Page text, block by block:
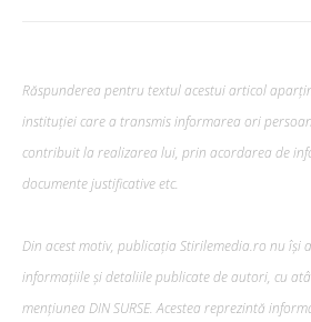
Răspunderea pentru textul acestui articol
instituției care a transmis informarea ori
contribuit la realizarea lui, prin acordarea de
documente justificative etc.
Din acest motiv, publicația Stirilemedia.ro nu își
informațiile și detaliile publicate de autori, cu
mențiunea DIN SURSE. Acestea reprezintă